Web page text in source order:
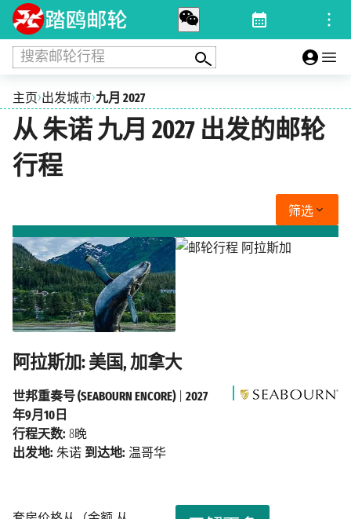
搜索邮轮行程
主页›出发城市›九月 2027
从 朱诺 九月 2027 出发的邮轮
行程
筛选
阿拉斯加: 美国, 加拿大
世邦重奏号 (SEABOURN ENCORE)| 2027
年9月10日
行程天数: 8晚
出发地: 朱诺 到达地: 温哥华